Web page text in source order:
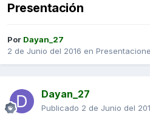
Presentación
Por Dayan_27
2 de Junio del 2016 en
Dayan_27
Publicado 2 de Junio del